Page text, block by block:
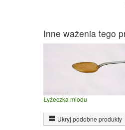
Inne ważenia tego
Łyżeczka miodu
Ukryj podobne produkty